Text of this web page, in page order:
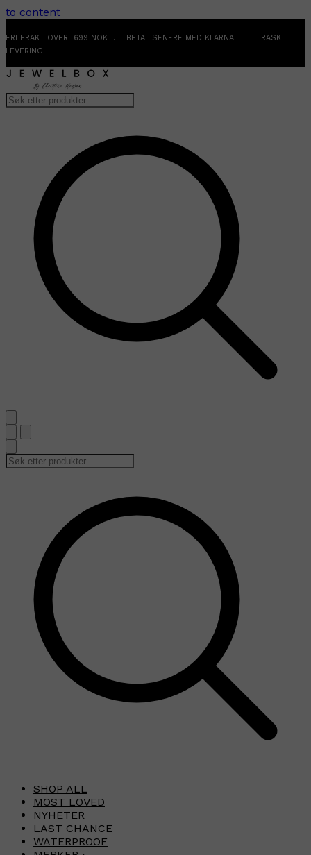
to content
FRI FRAKT OVER 699 NOK . BETAL SENERE MED KLARNA . RASK
LEVERING
SHOP ALL
MOST LOVED
NYHETER
LAST CHANCE
WATERPROOF